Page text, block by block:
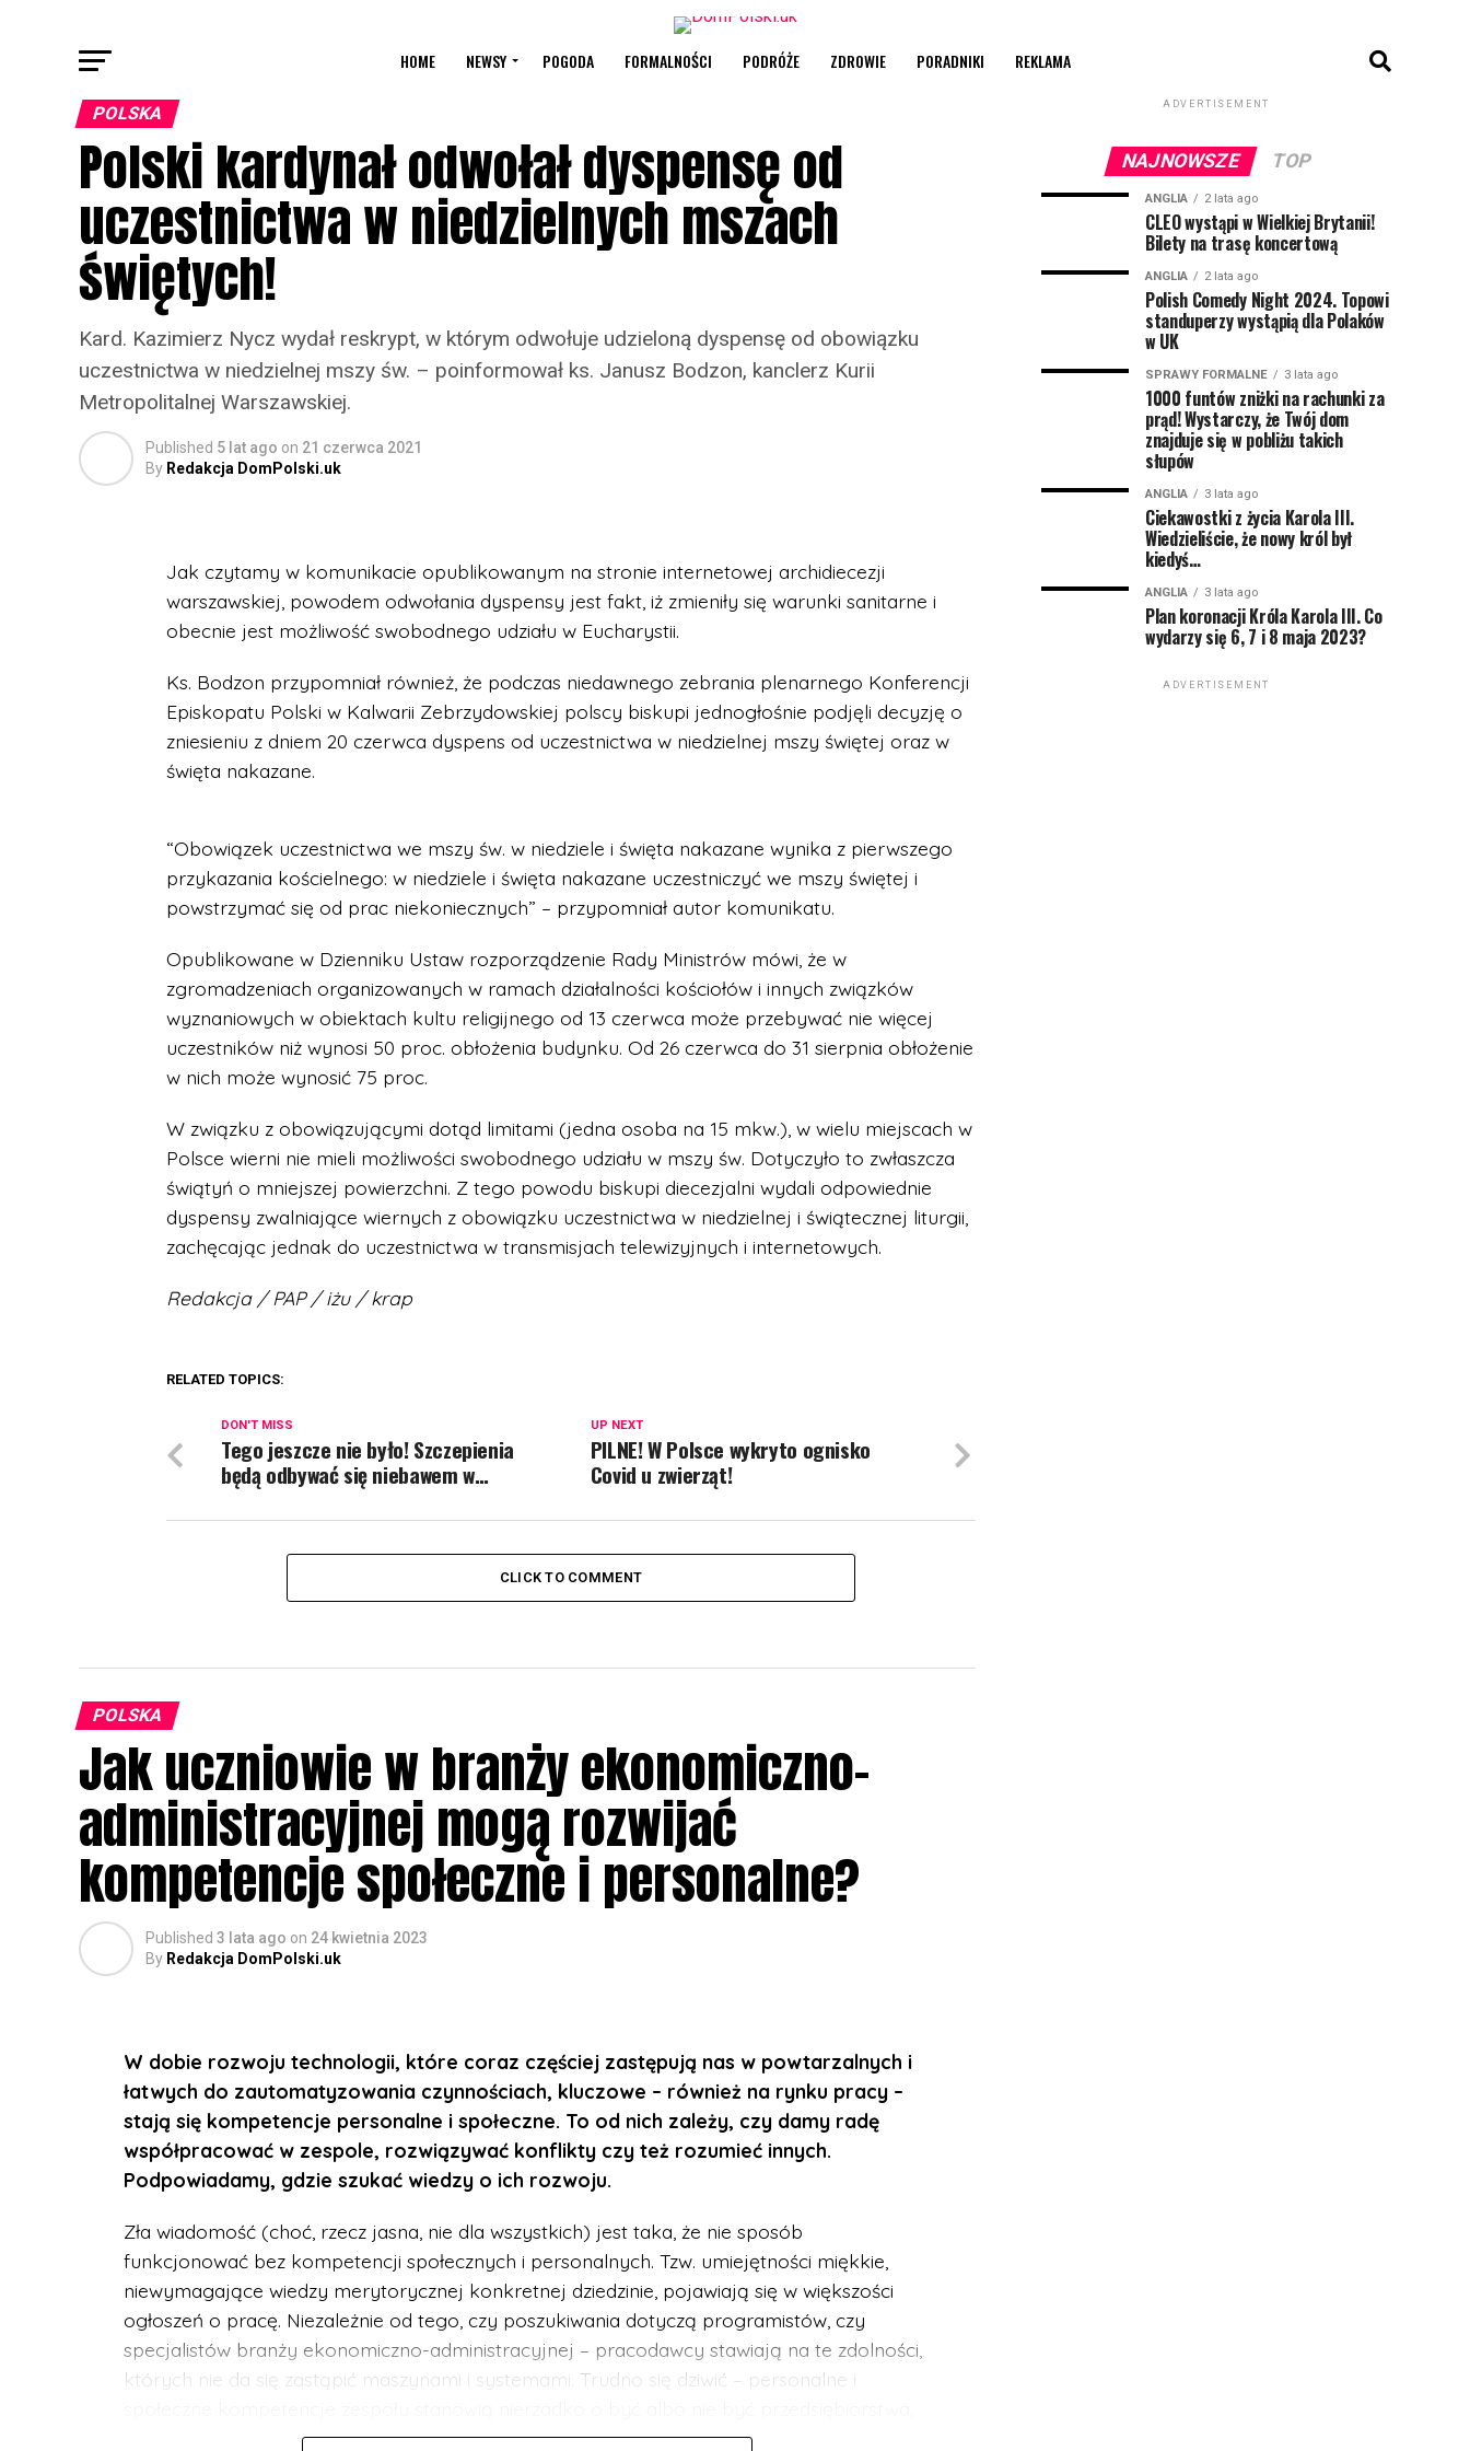
HOME NEWSY POGODA FORMALNOŚCI PODRÓŻE ZDROWIE PORADNIKI REKLAMA
POLSKA
Polski kardynał odwołał dyspensę od
uczestnictwa w niedzielnych mszach
świętych!
Kard. Kazimierz Nycz wydał reskrypt, w którym odwołuje udzieloną dyspensę od obowiązku
uczestnictwa w niedzielnej mszy św. – poinformował ks. Janusz Bodzon, kanclerz Kurii
Metropolitalnej Warszawskiej.
Published 5 lat ago on 21 czerwca 2021
By Redakcja DomPolski.uk
Jak czytamy w komunikacie opublikowanym na stronie internetowej archidiecezji
warszawskiej, powodem odwołania dyspensy jest fakt, iż zmieniły się warunki sanitarne i
obecnie jest możliwość swobodnego udziału w Eucharystii.
Ks. Bodzon przypomniał również, że podczas niedawnego zebrania plenarnego Konferencji
Episkopatu Polski w Kalwarii Zebrzydowskiej polscy biskupi jednogłośnie podjęli decyzję o
zniesieniu z dniem 20 czerwca dyspens od uczestnictwa w niedzielnej mszy świętej oraz w
święta nakazane.
“Obowiązek uczestnictwa we mszy św. w niedziele i święta nakazane wynika z pierwszego
przykazania kościelnego: w niedziele i święta nakazane uczestniczyć we mszy świętej i
powstrzymać się od prac niekoniecznych” – przypomniał autor komunikatu.
Opublikowane w Dzienniku Ustaw rozporządzenie Rady Ministrów mówi, że w
zgromadzeniach organizowanych w ramach działalności kościołów i innych związków
wyznaniowych w obiektach kultu religijnego od 13 czerwca może przebywać nie więcej
uczestników niż wynosi 50 proc. obłożenia budynku. Od 26 czerwca do 31 sierpnia obłożenie
w nich może wynosić 75 proc.
W związku z obowiązującymi dotąd limitami (jedna osoba na 15 mkw.), w wielu miejscach w
Polsce wierni nie mieli możliwości swobodnego udziału w mszy św. Dotyczyło to zwłaszcza
świątyń o mniejszej powierzchni. Z tego powodu biskupi diecezjalni wydali odpowiednie
dyspensy zwalniające wiernych z obowiązku uczestnictwa w niedzielnej i świątecznej liturgii,
zachęcając jednak do uczestnictwa w transmisjach telewizyjnych i internetowych.
Redakcja / PAP / iżu / krap
RELATED TOPICS:
UP NEXT
PILNE! W Polsce wykryto ognisko
Covid u zwierząt!
DON'T MISS
Tego jeszcze nie było! Szczepienia
będą odbywać się niebawem w…
CLICK TO COMMENT
POLSKA
Jak uczniowie w branży ekonomiczno-
administracyjnej mogą rozwijać
kompetencje społeczne i personalne?
Published 3 lata ago on 24 kwietnia 2023
By Redakcja DomPolski.uk
W dobie rozwoju technologii, które coraz częściej zastępują nas w powtarzalnych i
łatwych do zautomatyzowania czynnościach, kluczowe – również na rynku pracy –
stają się kompetencje personalne i społeczne. To od nich zależy, czy damy radę
współpracować w zespole, rozwiązywać konflikty czy też rozumieć innych.
Podpowiadamy, gdzie szukać wiedzy o ich rozwoju.
Zła wiadomość (choć, rzecz jasna, nie dla wszystkich) jest taka, że nie sposób
funkcjonować bez kompetencji społecznych i personalnych. Tzw. umiejętności miękkie,
niewymagające wiedzy merytorycznej konkretnej dziedzinie, pojawiają się w większości
ogłoszeń o pracę. Niezależnie od tego, czy poszukiwania dotyczą programistów, czy
specjalistów branży ekonomiczno-administracyjnej – pracodawcy stawiają na te zdolności,
których nie da się zastąpić maszynami i systemami. Trudno się dziwić – personalne i
szczególnie w sytuacji wysokiej konkurencyjności rynku.
ADVERTISEMENT
NAJNOWSZE TOP
ANGLIA 2 lata ago
CLEO wystąpi w Wielkiej Brytanii!
Bilety na trasę koncertową
ANGLIA 2 lata ago
Polish Comedy Night 2024. Topowi
standuperzy wystąpią dla Polaków
w UK
SPRAWY FORMALNE 3 lata ago
1000 funtów zniżki na rachunki za
prąd! Wystarczy, że Twój dom
znajduje się w pobliżu takich
słupów
ANGLIA 3 lata ago
Ciekawostki z życia Karola III.
Wiedzieliście, że nowy król był
kiedyś…
ANGLIA 3 lata ago
Plan koronacji Króla Karola III. Co
wydarzy się 6, 7 i 8 maja 2023?
ADVERTISEMENT